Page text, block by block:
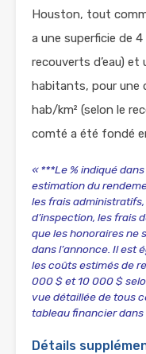
Houston, tout
a une superficie de 4
recouverts d’eau)
habitants, pour une
hab/km² (selon le
comté a été fondé
« ***Le % indiqué
estimation du
les frais
d’inspection, les frais
que les honoraires ne
dans l’annonce. Il est
les coûts estimés de
000 $ et 10 000 $
vue détaillée de tous
tableau financier
Détails